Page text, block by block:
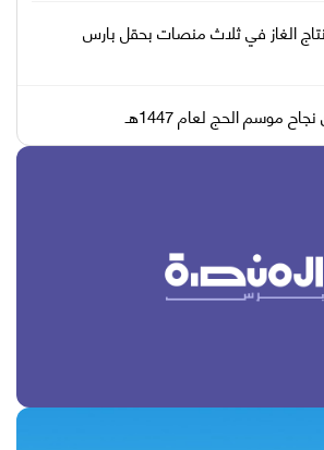
الغاز في ثلاث منصات بحقل بارس
موسم الحج لعام 1447هـ